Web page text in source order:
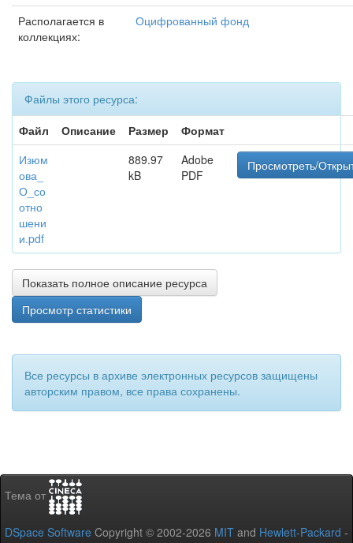
Располагается в
коллекциях:
Оцифрованный фонд
Файлы этого ресурса:
Файл
Описание Размер
Формат
Изюм
ова_
О_со
отно
шени
и.pdf
889.97
kB
Adobe
PDF
Просмотреть/
Показать полное описание ресурса
Просмотр статистики
Все ресурсы в архиве электронных ресурсов защищены
авторским правом, все права сохранены.
Тема от
DSpace Software Copyright © 2002-2026 MIT and Hewlett-Packard -